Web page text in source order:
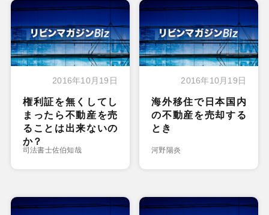
2016年10月19日
権利証を無くしてし
まったら不動産を売
ることは出来ないの
か？
司法書士佐伯知哉
2016年10月19日
海外移住で日本国内
の不動産を売却する
とき
河野陽炎